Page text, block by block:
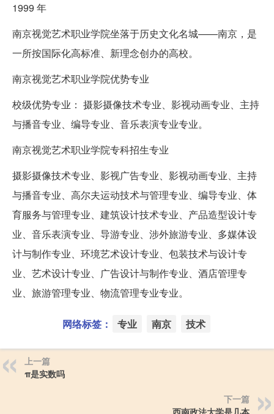
1999 年
南京视觉艺术职业学院坐落于历史文化名城——南京，是
一所按国际化高标准、新理念创办的高校。
南京视觉艺术职业学院优势专业
校级优势专业： 摄影摄像技术专业、影视动画专业、主持
与播音专业、编导专业、音乐表演专业专业。
南京视觉艺术职业学院专科招生专业
摄影摄像技术专业、影视广告专业、影视动画专业、主持
与播音专业、高尔夫运动技术与管理专业、编导专业、体
育服务与管理专业、建筑设计技术专业、产品造型设计专
业、音乐表演专业、导游专业、涉外旅游专业、多媒体设
计与制作专业、环境艺术设计专业、包装技术与设计专
业、艺术设计专业、广告设计与制作专业、酒店管理专
业、旅游管理专业、物流管理专业专业。
网络标签： 专业 南京 技术
上一篇
π是实数吗
下一篇